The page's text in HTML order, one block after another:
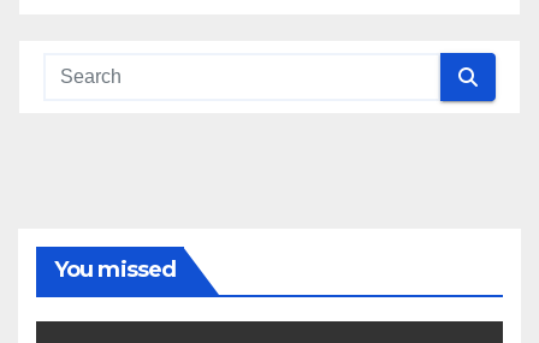
You missed